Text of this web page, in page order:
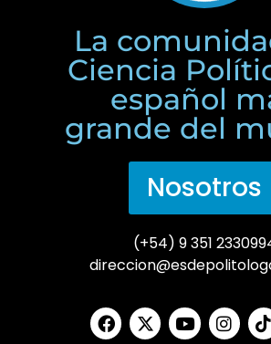
La
Ciencia
español
grande del
Nosotros
(+54) 9 351